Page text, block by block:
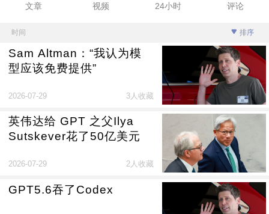
文章 视频 24小时 评论
时间 排序
Sam Altman：“我认为模
型应该免费提供”
2026-07-29 3人收藏
英伟达给 GPT 之父Ilya
Sutskever花了50亿美元
2026-07-29 2人收藏
GPT5.6吞了Codex